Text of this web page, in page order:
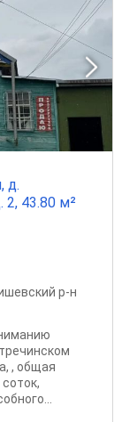
д.
2, 43.80 м²
р-н
, общая